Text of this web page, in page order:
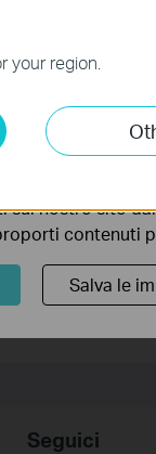
Seguici
your region.
del
tue attività sul
sul nostro sito
contenuti
Salva le